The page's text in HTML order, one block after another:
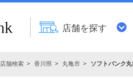
店舗を探す
店舗検索 香川県 丸亀市 ソフトバンク